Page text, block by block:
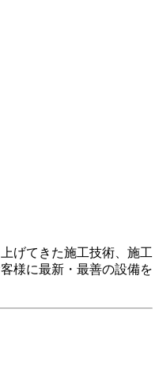
げてきた施工技術、施工
様に最新・最善の設備を